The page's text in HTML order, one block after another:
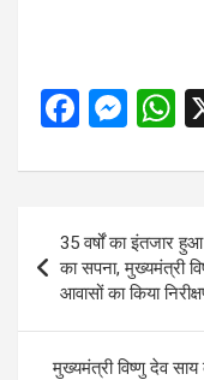
F
ce
b
o
o
k
M
se
n
g
er
A
p
p
navigation
35 वर्षों का इंतजार
का सपना, मुख्यमंत्री
आवासों का किया
मुख्यमंत्री विष्णु देव